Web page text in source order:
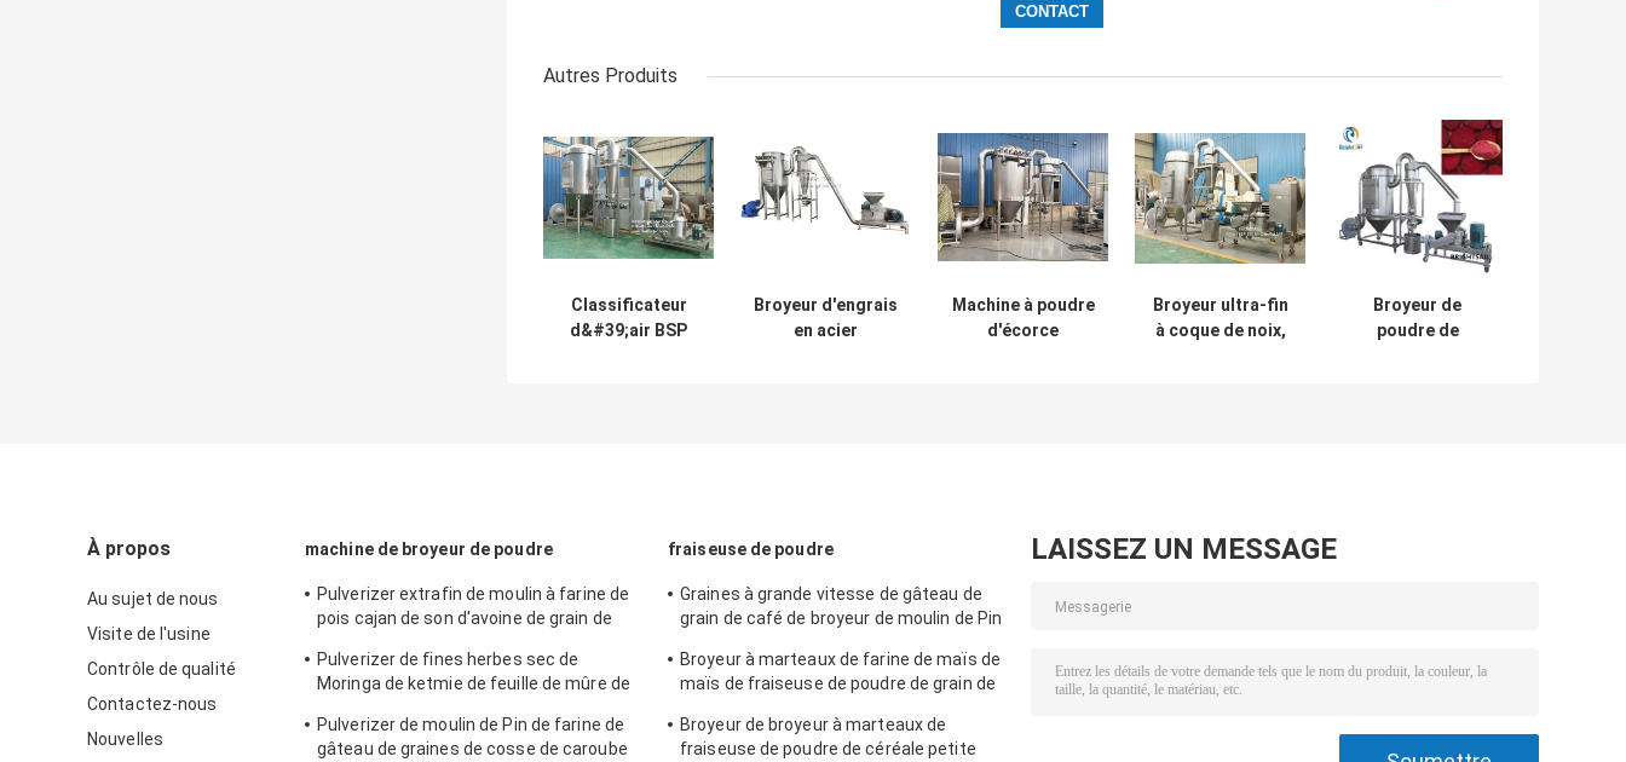
Autres Produits
Classificateur
d&#39;air BSP
Broyeur d'engrais
en acier
Machine à poudre
d'écorce
Broyeur ultra-fin
à coque de noix,
Broyeur de
poudre de
À propos
Au sujet de nous
Visite de l'usine
Contrôle de qualité
Contactez-nous
Nouvelles
machine de broyeur de poudre
Pulverizer extrafin de moulin à farine de
pois cajan de son d'avoine de grain de
Pulverizer de fines herbes sec de
Moringa de ketmie de feuille de mûre de
Pulverizer de moulin de Pin de farine de
gâteau de graines de cosse de caroube
fraiseuse de poudre
Graines à grande vitesse de gâteau de
grain de café de broyeur de moulin de Pin
Broyeur à marteaux de farine de maïs de
maïs de fraiseuse de poudre de grain de
Broyeur de broyeur à marteaux de
fraiseuse de poudre de céréale petite
LAISSEZ UN MESSAGE